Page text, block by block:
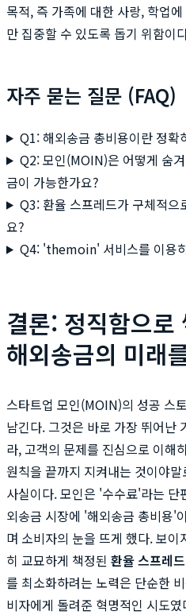
목적, 즉 가족에 대한 사랑, 학업
만 집중할 수 있도록 돕기 위함이
자주 묻는 질문 (FAQ)
Q1: 해외송금 총비용이란 정확
Q2: 모인(MOIN)은 어떻게 숨
금이 가능한가요?
Q3: 환율 스프레드가 구체적
요?
Q4: 'themoin' 서비스를 이용
결론: 정직함으로
해외송금의 미래
스타트업 모인(MOIN)의 성공 스
남긴다. 그것은 바로 가장 뛰어난
라, 고객의 문제를 진심으로 이해
원칙을 끝까지 지켜내는 것이야
사실이다. 모인은 '수수료'라는 단
외송금 시장에 '해외송금 총비용'
며 소비자의 눈을 뜨게 했다. 보
히 교묘하게 책정된 환율 스프레드
를 최소화하려는 노력은 단순한
비자에게 돌려준 혁명적인 시도